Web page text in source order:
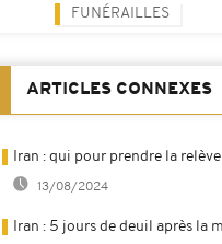
FUNÉRAILLES
ARTICLES CONNEXES
Iran : qui pour prendre la
13/08/2024
Iran : 5 jours de deuil après la